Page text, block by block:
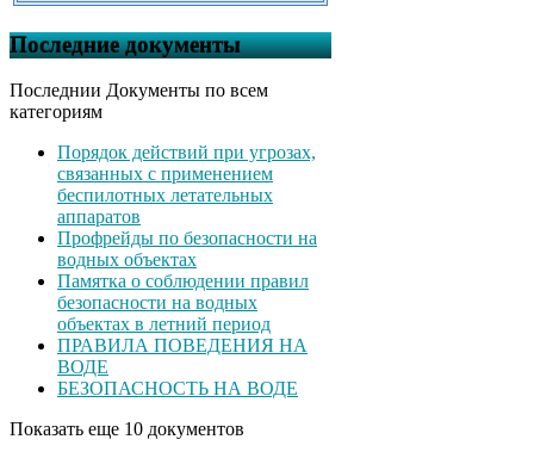
Последние документы
Последнии Документы по всем
категориям
Порядок действий при угрозах,
связанных с применением
беспилотных летательных
аппаратов
Профрейды по безопасности на
водных объектах
Памятка о соблюдении правил
безопасности на водных
объектах в летний период
ПРАВИЛА ПОВЕДЕНИЯ НА
ВОДЕ
БЕЗОПАСНОСТЬ НА ВОДЕ
Показать еще 10 документов